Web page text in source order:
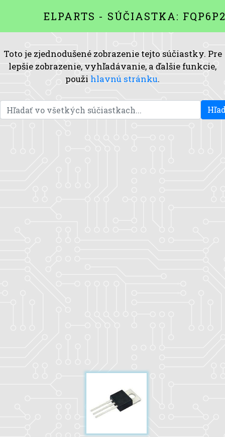
ELPARTS - SÚČIASTKA:
Toto je zjednodušené zobrazenie tejto súčiastky. Pre
lepšie zobrazenie, vyhľadávanie, a ďalšie funkcie,
použi hlavnú stránku.